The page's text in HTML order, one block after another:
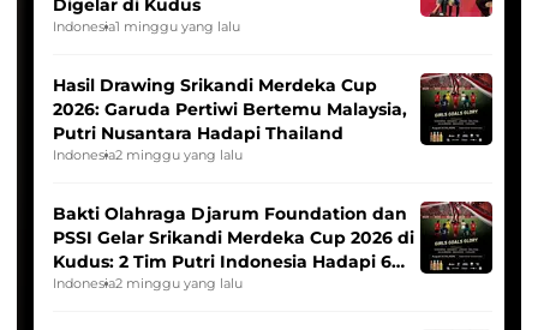
Digelar di Kudus
Indonesia1 minggu yang lalu
Hasil Drawing Srikandi Merdeka Cup
2026: Garuda Pertiwi Bertemu Malaysia,
Putri Nusantara Hadapi Thailand
Indonesia2 minggu yang lalu
Bakti Olahraga Djarum Foundation dan
PSSI Gelar Srikandi Merdeka Cup 2026 di
Kudus: 2 Tim Putri Indonesia Hadapi 6
Tim Asia
Indonesia2 minggu yang lalu